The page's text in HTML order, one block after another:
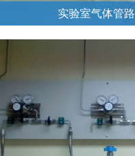
实验室气体管路